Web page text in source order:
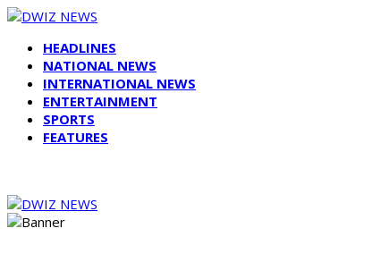
HEADLINES
NATIONAL NEWS
INTERNATIONAL NEWS
ENTERTAINMENT
SPORTS
FEATURES